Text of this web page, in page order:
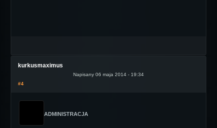
kurkusmaximus
Napisany 06 maja 2014 - 19:34
#4
ADMINISTRACJA